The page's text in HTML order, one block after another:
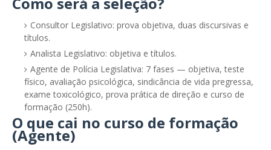
Consultor Legislativo: prova objetiva, duas discursivas e
títulos.
Analista Legislativo: objetiva e títulos.
Agente de Polícia Legislativa: 7 fases — objetiva, teste
físico, avaliação psicológica, sindicância de vida pregressa,
exame toxicológico, prova prática de direção e curso de
formação (250h).
O que cai no curso de formação
(Agente)